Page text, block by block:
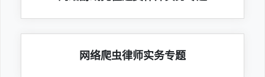
网络爬虫律师实务专题